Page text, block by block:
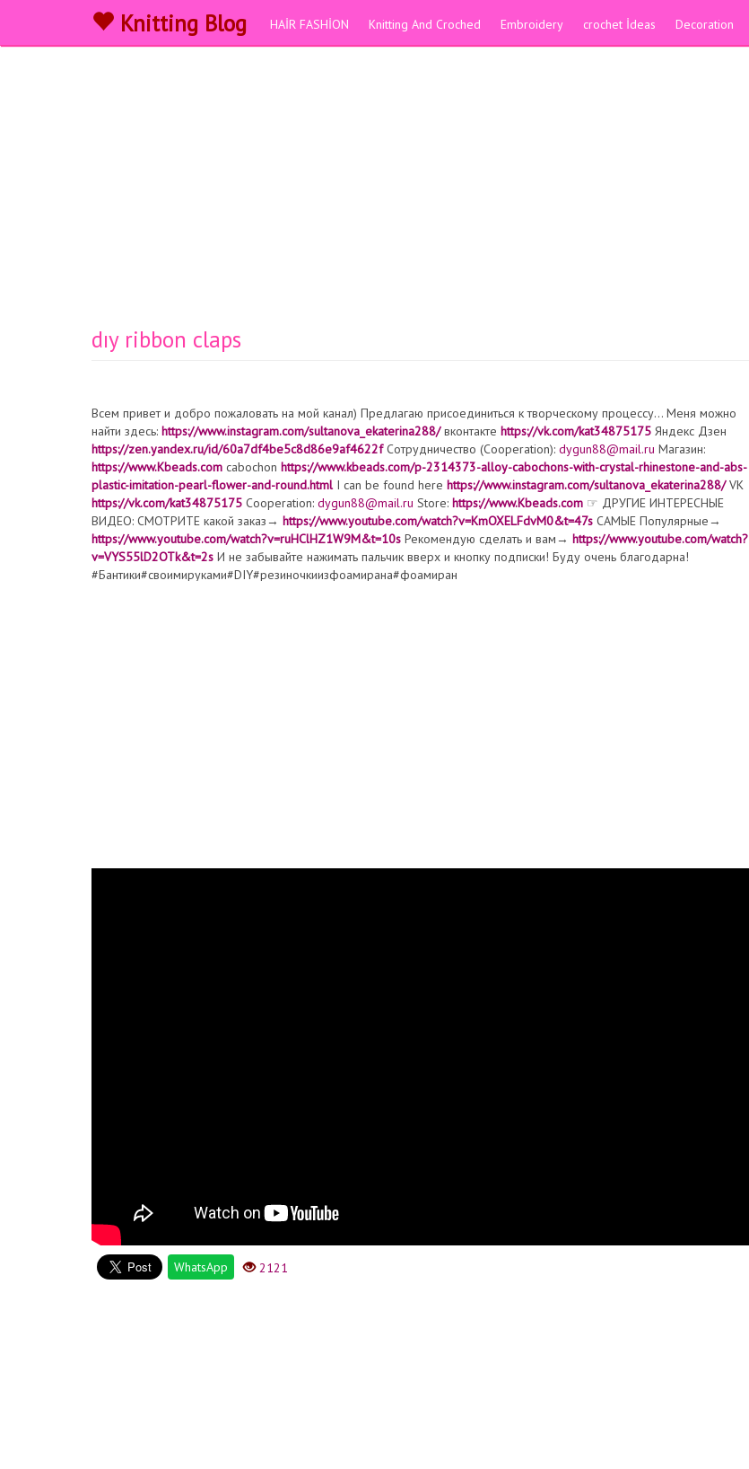
Knitting Blog HAİR FASHİON Knitting And Croched Embroidery crochet İdeas Decoration
dıy ribbon claps
Всем привет и добро пожаловать на мой канал) Предлагаю присоединиться к творческому процессу… Меня можно
найти здесь: https://www.instagram.com/sultanova_ekaterina288/вконтакте https://vk.com/kat34875175 Яндекс Дзен
https://zen.yandex.ru/id/60a7df4be5c8d86e9af4622fСотрудничество (Cooperation): dygun88@mail.ru Магазин:
https://www.Kbeads.com cabochon https://www.kbeads.com/p-2314373-alloy-cabochons-with-crystal-rhinestone-and-abs-
plastic-imitation-pearl-flower-and-round.htmlI can be found here https://www.instagram.com/sultanova_ekaterina288/VK
https://vk.com/kat34875175 Cooperation: dygun88@mail.ru Store: https://www.Kbeads.com ☞ ДРУГИЕ ИНТЕРЕСНЫЕ
ВИДЕО: СМОТРИТЕ какой заказ→ https://www.youtube.com/watch?v=KmOXELFdvM0&t=47s САМЫЕ Популярные→
https://www.youtube.com/watch?v=ruHClHZ1W9M&t=10s Рекомендую сделать и вам→ https://www.youtube.com/watch?
v=VYS55lD2OTk&t=2s И не забывайте нажимать пальчик вверх и кнопку подписки! Буду очень благодарна!
#Бантики#своимируками#DIY#резиночкиизфоамирана#фоамиран
WhatsApp 2121